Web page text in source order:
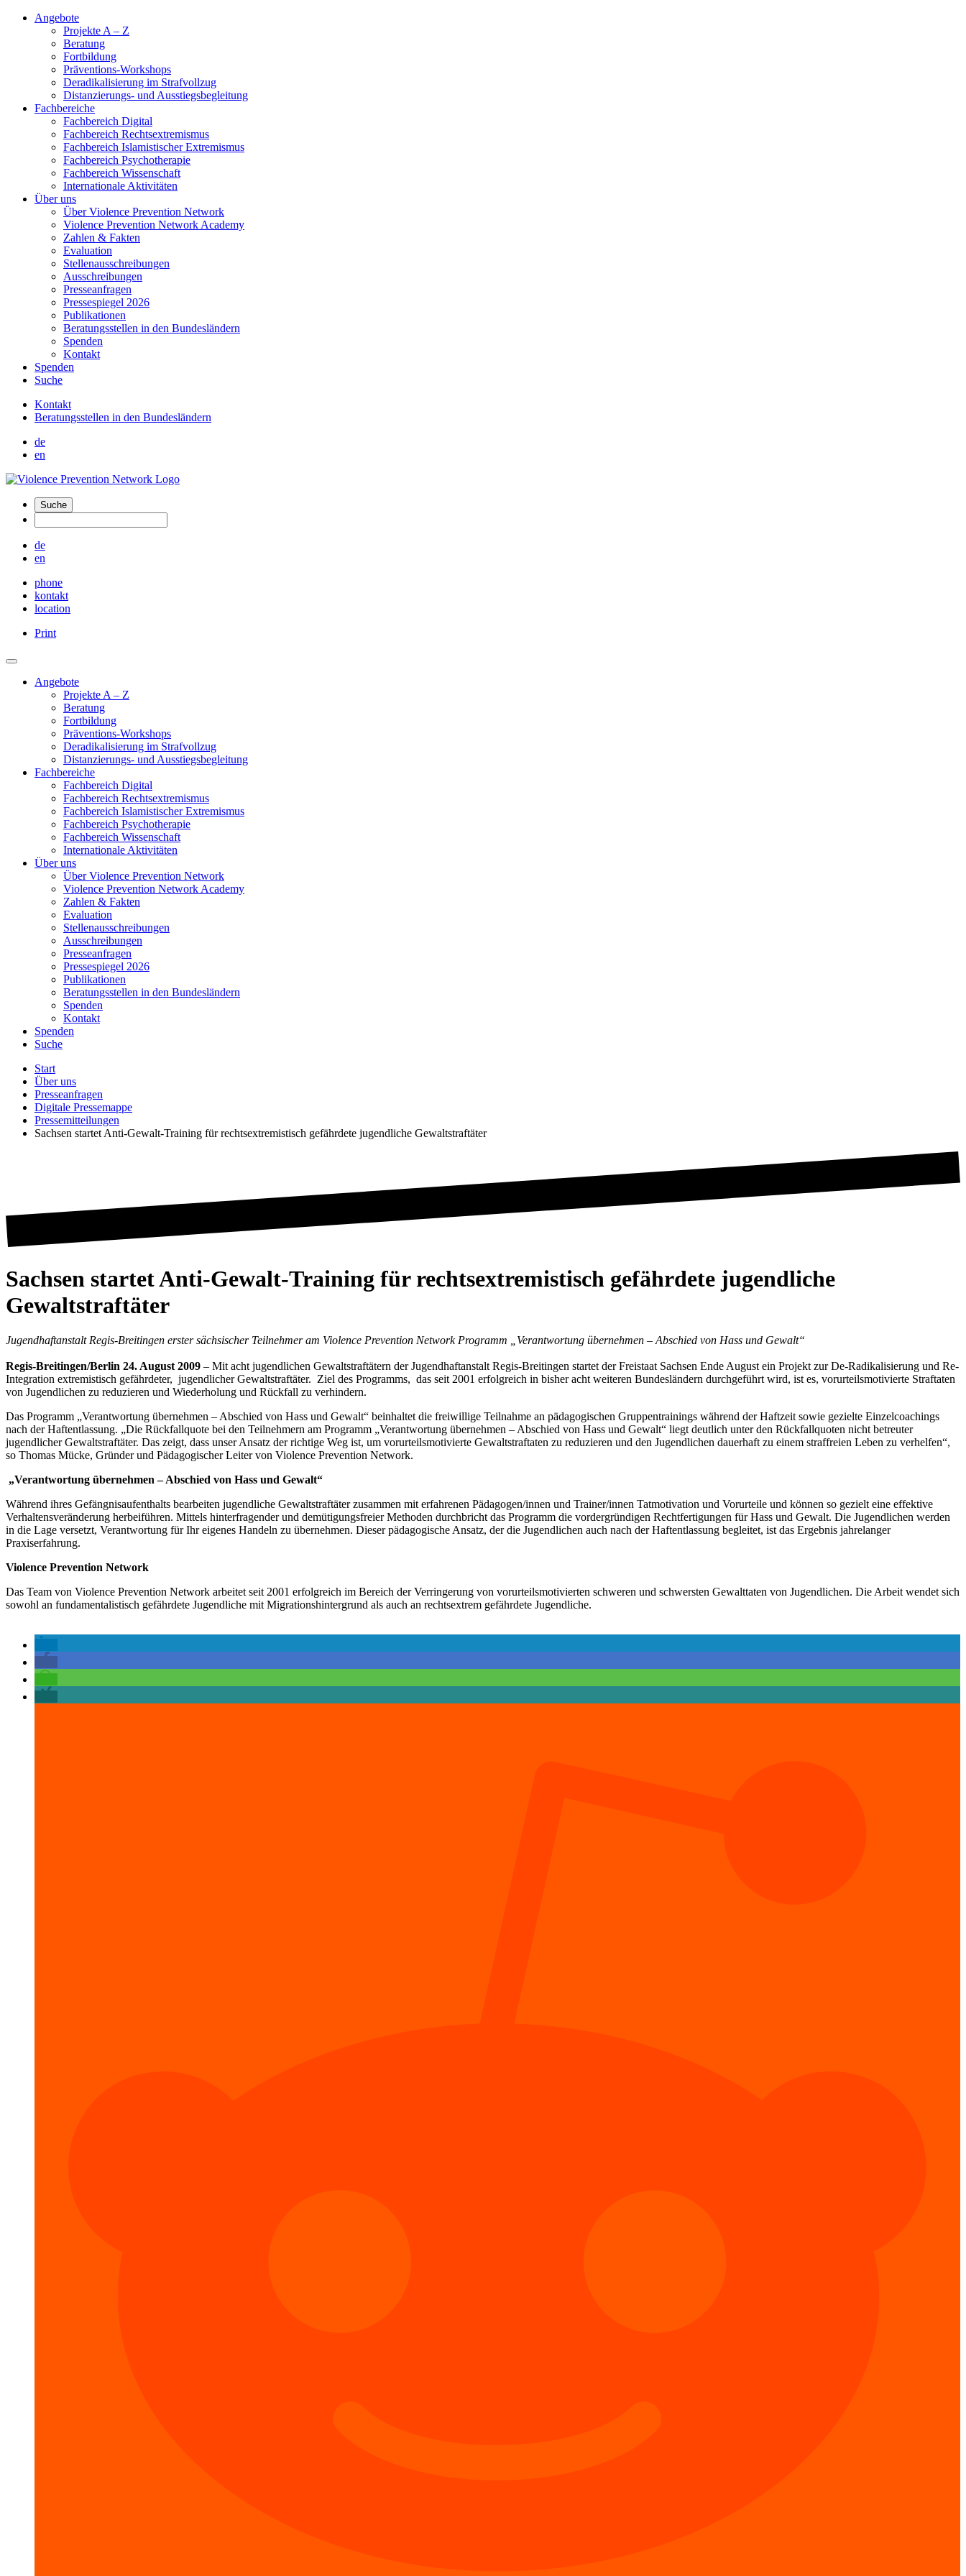
Angebote
Projekte A – Z
Beratung
Fortbildung
Präventions-Workshops
Deradikalisierung im Strafvollzug
Distanzierungs- und Ausstiegsbegleitung
Fachbereiche
Fachbereich Digital
Fachbereich Rechtsextremismus
Fachbereich Islamistischer Extremismus
Fachbereich Psychotherapie
Fachbereich Wissenschaft
Internationale Aktivitäten
Über uns
Über Violence Prevention Network
Violence Prevention Network Academy
Zahlen & Fakten
Evaluation
Stellenausschreibungen
Ausschreibungen
Presseanfragen
Pressespiegel 2026
Publikationen
Beratungsstellen in den Bundesländern
Spenden
Kontakt
Spenden
Suche
Kontakt
Beratungsstellen in den Bundesländern
de
en
Suche
de
en
phone
kontakt
location
Print
Angebote
Projekte A – Z
Beratung
Fortbildung
Präventions-Workshops
Deradikalisierung im Strafvollzug
Distanzierungs- und Ausstiegsbegleitung
Fachbereiche
Fachbereich Digital
Fachbereich Rechtsextremismus
Fachbereich Islamistischer Extremismus
Fachbereich Psychotherapie
Fachbereich Wissenschaft
Internationale Aktivitäten
Über uns
Über Violence Prevention Network
Violence Prevention Network Academy
Zahlen & Fakten
Evaluation
Stellenausschreibungen
Ausschreibungen
Presseanfragen
Pressespiegel 2026
Publikationen
Beratungsstellen in den Bundesländern
Spenden
Kontakt
Spenden
Suche
Start
Über uns
Presseanfragen
Digitale Pressemappe
Pressemitteilungen
Sachsen startet Anti-Gewalt-Training für rechtsextremistisch gefährdete jugendliche Gewaltstraftäter
Sachsen startet Anti-Gewalt-Training für rechtsextremistisch gefährdete jugendliche
Gewaltstraftäter
Jugendhaftanstalt Regis-Breitingen erster sächsischer Teilnehmer am Violence Prevention Network Programm „Verantwortung übernehmen – Abschied von Hass und Gewalt“
Regis-Breitingen/Berlin 24. August 2009 – Mit acht jugendlichen Gewaltstraftätern der Jugendhaftanstalt Regis-Breitingen startet der Freistaat Sachsen Ende August ein Projekt zur De-Radikalisierung und Re-
Integration extremistisch gefährdeter, jugendlicher Gewaltstraftäter. Ziel des Programms, das seit 2001 erfolgreich in bisher acht weiteren Bundesländern durchgeführt wird, ist es, vorurteilsmotivierte Straftaten
von Jugendlichen zu reduzieren und Wiederholung und Rückfall zu verhindern.
Das Programm „Verantwortung übernehmen – Abschied von Hass und Gewalt“ beinhaltet die freiwillige Teilnahme an pädagogischen Gruppentrainings während der Haftzeit sowie gezielte Einzelcoachings
nach der Haftentlassung. „Die Rückfallquote bei den Teilnehmern am Programm „Verantwortung übernehmen – Abschied von Hass und Gewalt“ liegt deutlich unter den Rückfallquoten nicht betreuter
jugendlicher Gewaltstraftäter. Das zeigt, dass unser Ansatz der richtige Weg ist, um vorurteilsmotivierte Gewaltstraftaten zu reduzieren und den Jugendlichen dauerhaft zu einem straffreien Leben zu verhelfen“,
so Thomas Mücke, Gründer und Pädagogischer Leiter von Violence Prevention Network.
„Verantwortung übernehmen – Abschied von Hass und Gewalt“
Während ihres Gefängnisaufenthalts bearbeiten jugendliche Gewaltstraftäter zusammen mit erfahrenen Pädagogen/innen und Trainer/innen Tatmotivation und Vorurteile und können so gezielt eine effektive
Verhaltensveränderung herbeiführen. Mittels hinterfragender und demütigungsfreier Methoden durchbricht das Programm die vordergründigen Rechtfertigungen für Hass und Gewalt. Die Jugendlichen werden
in die Lage versetzt, Verantwortung für Ihr eigenes Handeln zu übernehmen. Dieser pädagogische Ansatz, der die Jugendlichen auch nach der Haftentlassung begleitet, ist das Ergebnis jahrelanger
Praxiserfahrung.
Violence Prevention Network
Das Team von Violence Prevention Network arbeitet seit 2001 erfolgreich im Bereich der Verringerung von vorurteilsmotivierten schweren und schwersten Gewalttaten von Jugendlichen. Die Arbeit wendet sich
sowohl an fundamentalistisch gefährdete Jugendliche mit Migrationshintergrund als auch an rechtsextrem gefährdete Jugendliche.